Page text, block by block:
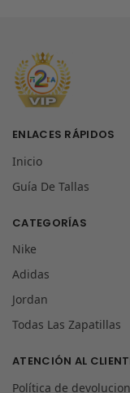
ENLACES RÁPIDOS
Inicio
Guía De Tallas
CATEGORÍAS
Nike
Adidas
Jordan
Todas Las Zapatillas
ATENCIÓN AL
Política de